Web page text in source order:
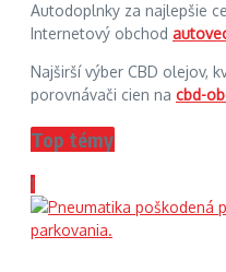
Autodoplnky za najlepšie
Internetový obchod
Najširší výber CBD olejov,
porovnávači cien na cbd-
Top témy
1